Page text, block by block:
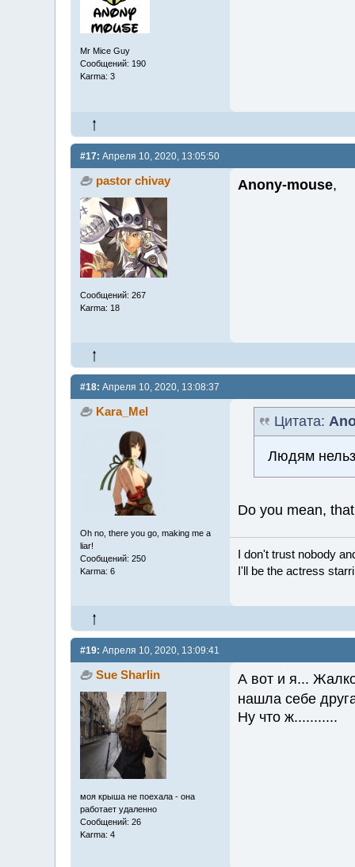
Mr Mice Guy
Сообщений: 190
Karma: 3
#17: Апреля 10, 2020, 13:05:50
pastor chivay
Сообщений: 267
Karma: 18
Anony-mouse,
#18: Апреля 10, 2020, 13:08:37
Kara_Mel
Oh no, there you go, making me a
liar!
Сообщений: 250
Karma: 6
Цитата:
Людям
Do you mean,
I don't trust nobody
I'll be the actress
#19: Апреля 10, 2020, 13:09:41
Sue Sharlin
моя крыша не поехала - она
работает удаленно
Сообщений: 26
Karma: 4
А вот и я...
нашла себе
Ну что ж...........